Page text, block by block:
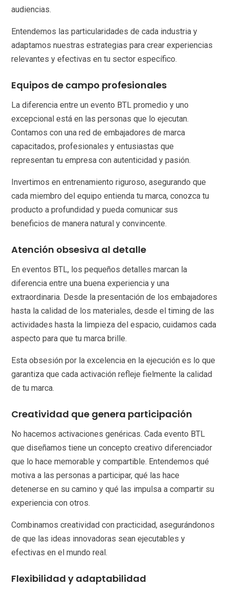
audiencias.
Entendemos las particularidades de cada industria y
adaptamos nuestras estrategias para crear experiencias
relevantes y efectivas en tu sector específico.
Equipos de campo profesionales
La diferencia entre un evento BTL promedio y uno
excepcional está en las personas que lo ejecutan.
Contamos con una red de embajadores de marca
capacitados, profesionales y entusiastas que
representan tu empresa con autenticidad y pasión.
Invertimos en entrenamiento riguroso, asegurando que
cada miembro del equipo entienda tu marca, conozca tu
producto a profundidad y pueda comunicar sus
beneficios de manera natural y convincente.
Atención obsesiva al detalle
En eventos BTL, los pequeños detalles marcan la
diferencia entre una buena experiencia y una
extraordinaria. Desde la presentación de los embajadores
hasta la calidad de los materiales, desde el timing de las
actividades hasta la limpieza del espacio, cuidamos cada
aspecto para que tu marca brille.
Esta obsesión por la excelencia en la ejecución es lo que
garantiza que cada activación refleje fielmente la calidad
de tu marca.
Creatividad que genera participación
No hacemos activaciones genéricas. Cada evento BTL
que diseñamos tiene un concepto creativo diferenciador
que lo hace memorable y compartible. Entendemos qué
motiva a las personas a participar, qué las hace
detenerse en su camino y qué las impulsa a compartir su
experiencia con otros.
Combinamos creatividad con practicidad, asegurándonos
de que las ideas innovadoras sean ejecutables y
efectivas en el mundo real.
Flexibilidad y adaptabilidad